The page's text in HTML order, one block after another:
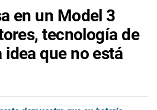
en un Model 3
tecnología de
que no está